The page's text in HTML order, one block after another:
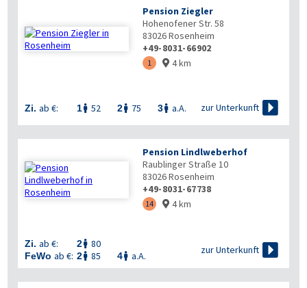
Pension Ziegler
Hohenofener Str. 58
83026Rosenheim
+49-8031-66902
1  4 km
Zi. ab €: 1 52 2 75 3 a.A. zur Unterkunft 
Pension Lindlweberhof
Raublinger Straße 10
83026Rosenheim
+49-8031-67738
14  4 km
Zi. ab €: 2 80
FeWo ab €: 2 85 4 a.A.
zur Unterkunft 